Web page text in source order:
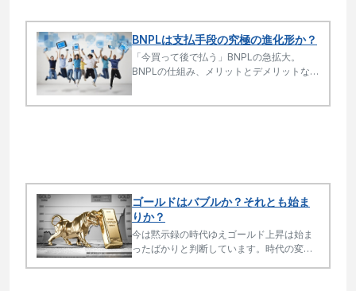
BNPLは支払手段の究極の進化形か？
「今買って後で払う」BNPLの急拡大。
BNPLの仕組み、メリットとデメリットな
ゴールドはバブルか？それとも始ま
りか？
今は黙示録の時代ゆえゴールド上昇は始ま
ったばかりと判断しています。時代の変化